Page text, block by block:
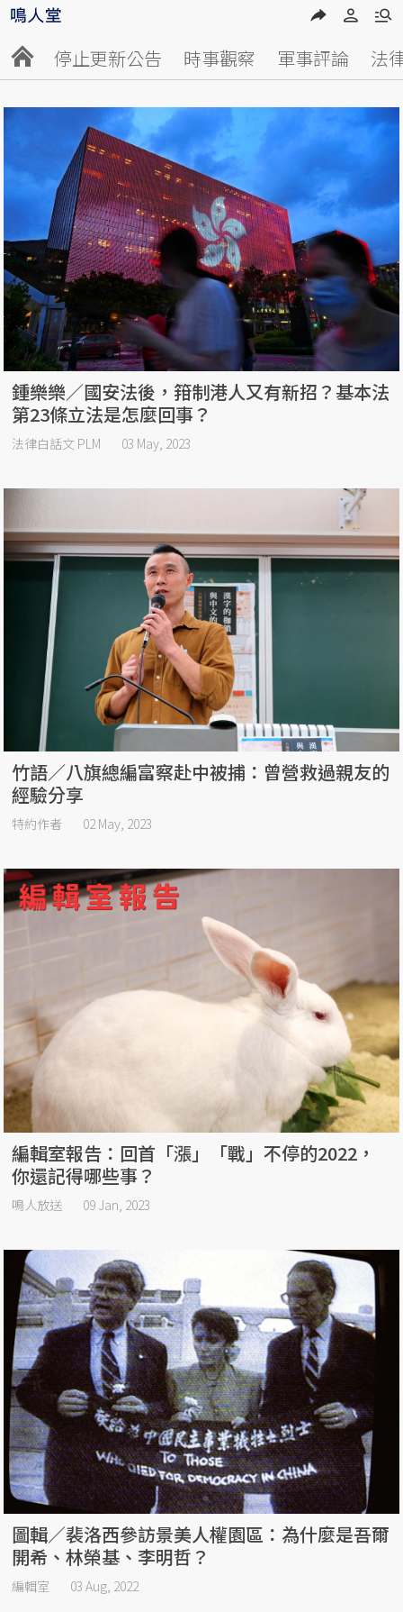
停止更新公告 時事觀察 軍事評論 法
鍾樂樂／國安法後，箝制港人又有新招？基本法
第23條立法是怎麼回事？
法律白話文 PLM 03 May, 2023
竹語／八旗總編富察赴中被捕：曾營救過親友的
經驗分享
特約作者 02 May, 2023
編輯室報告：回首「漲」「戰」不停的2022，
你還記得哪些事？
鳴人放送 09 Jan, 2023
圖輯／裴洛西參訪景美人權園區：為什麼是吾爾
開希、林榮基、李明哲？
編輯室 03 Aug, 2022